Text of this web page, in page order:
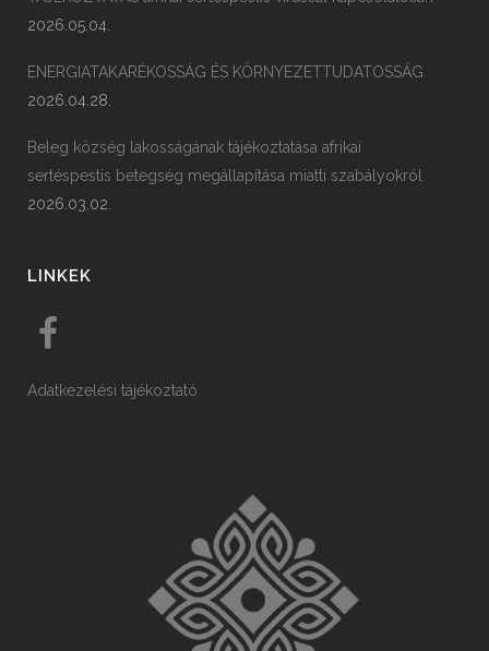
2026.05.04.
ENERGIATAKARÉKOSSÁG ÉS KÖRNYEZETTUDATOSSÁG
2026.04.28.
Beleg község lakosságának tájékoztatása afrikai
sertéspestis betegség megállapítása miatti szabályokról
2026.03.02.
LINKEK
Adatkezelési tájékoztató